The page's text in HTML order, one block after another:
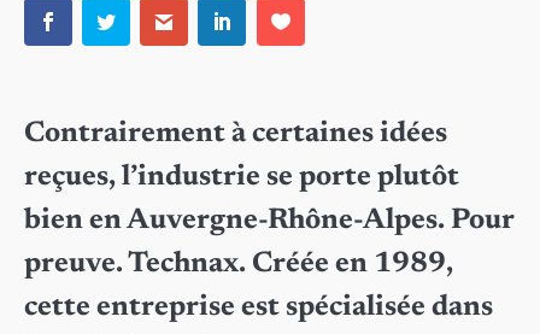
Contrairement à certaines idées
reçues, l’industrie se porte plutôt
bien en Auvergne-Rhône-Alpes. Pour
preuve. Technax. Créée en 1989,
cette entreprise est spécialisée dans